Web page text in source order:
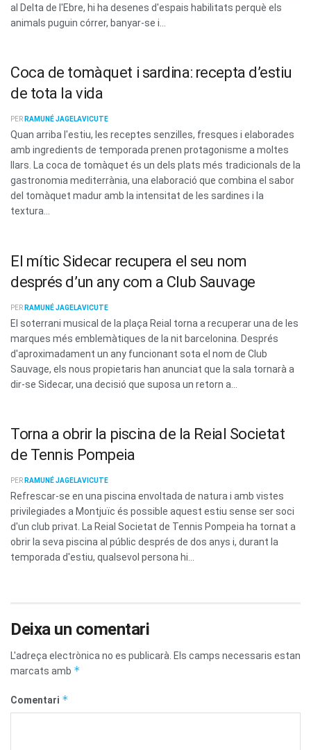
al Delta de l'Ebre, hi ha desenes d'espais habilitats perquè els
animals puguin córrer, banyar-se i...
Coca de tomàquet i sardina: recepta d’estiu
de tota la vida
PER RAMUNÉ JAGELAVICUTE
Quan arriba l'estiu, les receptes senzilles, fresques i elaborades
amb ingredients de temporada prenen protagonisme a moltes
llars. La coca de tomàquet és un dels plats més tradicionals de la
gastronomia mediterrània, una elaboració que combina el sabor
del tomàquet madur amb la intensitat de les sardines i la
textura...
El mític Sidecar recupera el seu nom
després d’un any com a Club Sauvage
PER RAMUNÉ JAGELAVICUTE
El soterrani musical de la plaça Reial torna a recuperar una de les
marques més emblemàtiques de la nit barcelonina. Després
d'aproximadament un any funcionant sota el nom de Club
Sauvage, els nous propietaris han anunciat que la sala tornarà a
dir-se Sidecar, una decisió que suposa un retorn a...
Torna a obrir la piscina de la Reial Societat
de Tennis Pompeia
PER RAMUNÉ JAGELAVICUTE
Refrescar-se en una piscina envoltada de natura i amb vistes
privilegiades a Montjuïc és possible aquest estiu sense ser soci
d'un club privat. La Reial Societat de Tennis Pompeia ha tornat a
obrir la seva piscina al públic després de dos anys i, durant la
temporada d'estiu, qualsevol persona hi...
Deixa un comentari
L'adreça electrònica no es publicarà. Els camps necessaris estan
marcats amb *
Comentari *